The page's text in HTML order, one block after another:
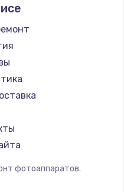
/ демонтаж
фотоаппаратов.